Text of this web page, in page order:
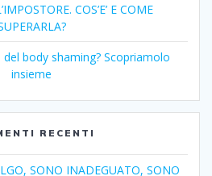
COS’E’ E COME
body shaming? Scopriamolo
insieme
RECENTI
SONO INADEGUATO, SONO